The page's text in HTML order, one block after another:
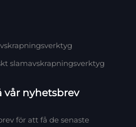
slamavskrapningsverktyg
vår nyhetsbrev
för att få de senaste